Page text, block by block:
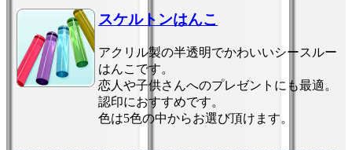
スケルトンはんこ
アクリル製の半透明でかわいいシースルー
はんこです。
恋人や子供さんへのプレゼントにも最適。
認印におすすめです。
色は5色の中からお選び頂けます。